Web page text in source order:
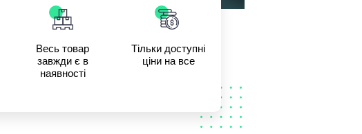
Весь товар
завжди є в
наявності
Тільки доступні
ціни на все